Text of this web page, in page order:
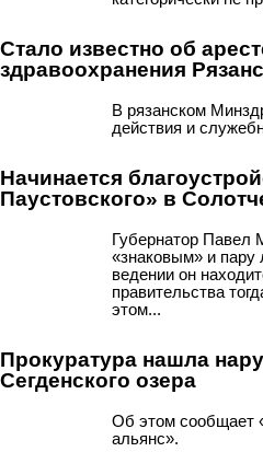
Стало известно об
здравоохранения
В рязанском
действия и
Начинается
Паустовского» в
Губернатор Павел
«знаковым» и пару
ведении он
правительства
этом...
Прокуратура нашла
Сегденского озера
Об этом сообщает
альянс».